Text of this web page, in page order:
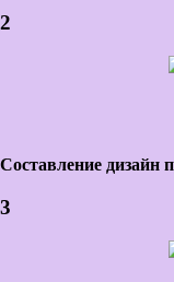
2
Составление дизайн
3